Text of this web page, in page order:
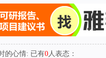
的心情: 已有0人表态：